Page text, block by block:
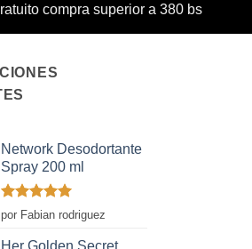
compra superior a 380 bs
Network Desodortante
Spray 200 ml
Valorado
con
por Fabian rodriguez
Her Golden Secret